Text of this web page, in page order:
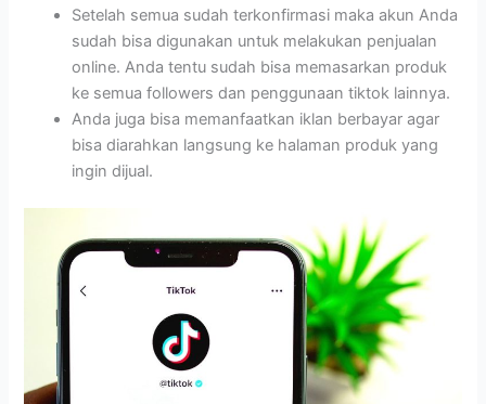
Setelah semua sudah terkonfirmasi maka akun Anda
sudah bisa digunakan untuk melakukan penjualan
online. Anda tentu sudah bisa memasarkan produk
ke semua followers dan penggunaan tiktok lainnya.
Anda juga bisa memanfaatkan iklan berbayar agar
bisa diarahkan langsung ke halaman produk yang
ingin dijual.